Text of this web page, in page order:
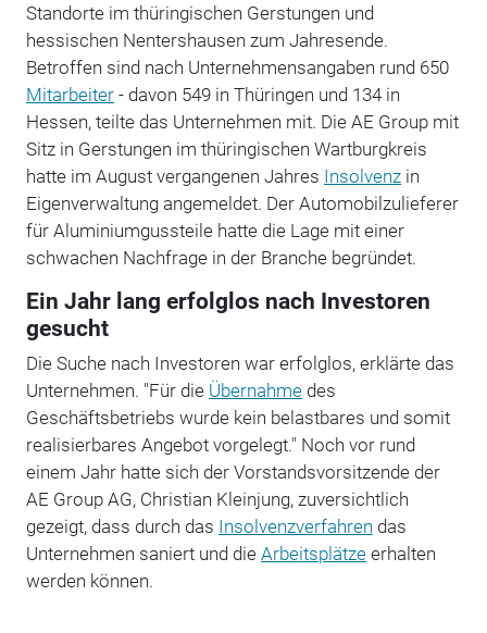
Standorte im thüringischen Gerstungen und
hessischen Nentershausen zum Jahresende.
Betroffen sind nach Unternehmensangaben rund 650
Mitarbeiter- davon 549 in Thüringen und 134 in
Hessen, teilte das Unternehmen mit. Die AE Group mit
Sitz in Gerstungen im thüringischen Wartburgkreis
hatte im August vergangenen Jahres Insolvenzin
Eigenverwaltung angemeldet. Der Automobilzulieferer
für Aluminiumgussteile hatte die Lage mit einer
schwachen Nachfrage in der Branche begründet.
Ein Jahr lang erfolglos nach Investoren
gesucht
Die Suche nach Investoren war erfolglos, erklärte das
Unternehmen. "Für die Übernahmedes
Geschäftsbetriebs wurde kein belastbares und somit
realisierbares Angebot vorgelegt." Noch vor rund
einem Jahr hatte sich der Vorstandsvorsitzende der
AE Group AG, Christian Kleinjung, zuversichtlich
gezeigt, dass durch das Insolvenzverfahren das
Unternehmen saniert und die Arbeitsplätzeerhalten
werden können.